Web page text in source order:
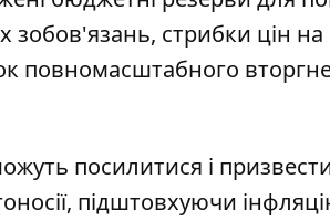
зобов'язань, стрибки цін
повномасштабного
посилитися і
підштовхуючи